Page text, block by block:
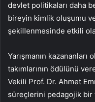
devlet politikaları daha
bireyin kimlik oluşumu
şekillenmesinde etkili
Yarışmanın kazananları
takımlarının ödülünü
Vekili Prof. Dr. Ahmet
süreçlerini pedagojik